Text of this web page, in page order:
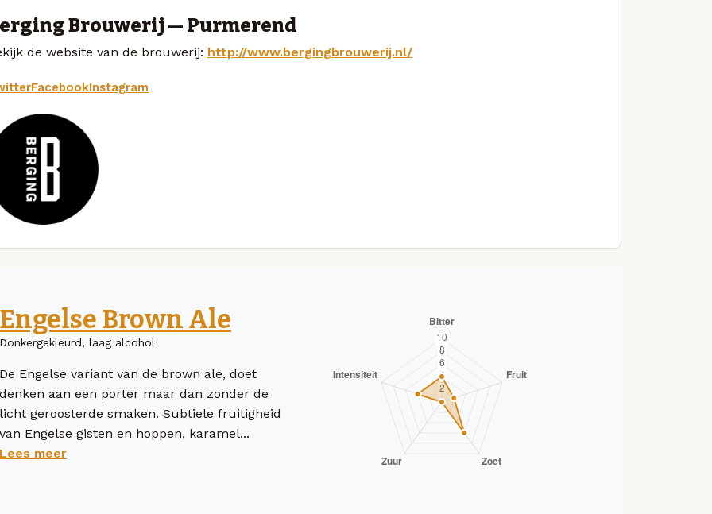
Brouwerij — Purmerend
de website van de brouwerij: http://www.bergingbrouwerij.nl/
FacebookInstagram
Engelse Brown Ale
Donkergekleurd, laag alcohol
De Engelse variant van de brown ale, doet
denken aan een porter maar dan zonder de
licht geroosterde smaken. Subtiele fruitigheid
van Engelse gisten en hoppen, karamel...
Lees meer